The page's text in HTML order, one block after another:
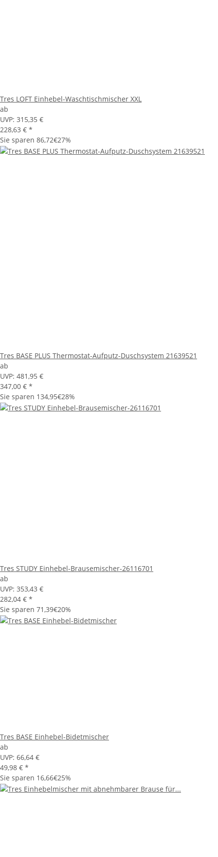
Tres LOFT Einhebel-Waschtischmischer XXL
ab
UVP: 315,35 €
228,63 € *
Sie sparen 86,72€27%
Tres BASE PLUS Thermostat-Aufputz-Duschsystem 21639521
ab
UVP: 481,95 €
347,00 € *
Sie sparen 134,95€28%
Tres STUDY Einhebel-Brausemischer-26116701
ab
UVP: 353,43 €
282,04 € *
Sie sparen 71,39€20%
Tres BASE Einhebel-Bidetmischer
ab
UVP: 66,64 €
49,98 € *
Sie sparen 16,66€25%